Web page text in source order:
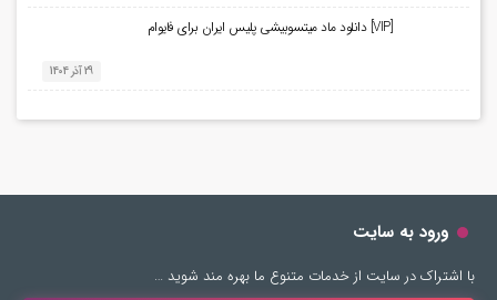
[VIP] دانلود ماد میتسوبیشی پلیس ایران برای فایوام
29 آذر 1404
ورود به سایت
با اشتراک در سایت از خدمات متنوع ما بهره مند شوید …